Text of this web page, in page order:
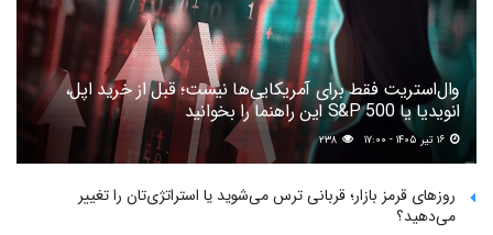
وال‌استریت فقط برای آمریکایی‌ها نیست؛ قبل از خرید اپل،
انویدیا یا S&P 500 این راهنما را بخوانید
۲۳۸
روزهای قرمز بازار؛ قربانی ترس می‌شوید یا استراتژی‌تان را تغییر
می‌دهید؟